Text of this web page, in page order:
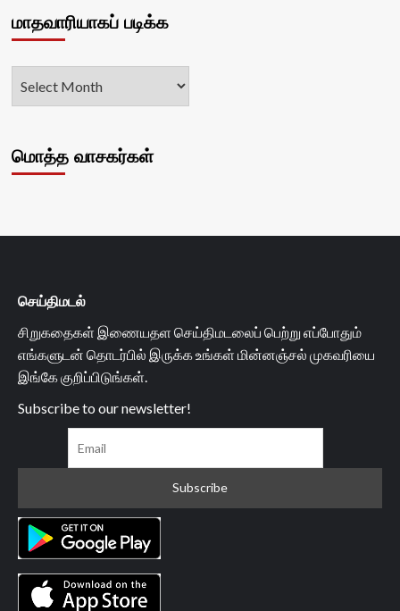
மாதவாரியாகப் படிக்க
மொத்த வாசகர்கள்
செய்திமடல்
சிறுகதைகள் இணையதள செய்திமடலைப் பெற்று எப்போதும்
எங்களுடன் தொடர்பில் இருக்க உங்கள் மின்னஞ்சல் முகவரியை
இங்கே குறிப்பிடுங்கள்.
Subscribe to our newsletter!